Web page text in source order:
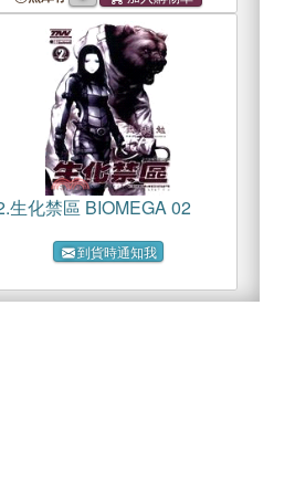
生化禁區 BIOMEGA 02
到貨時通知我